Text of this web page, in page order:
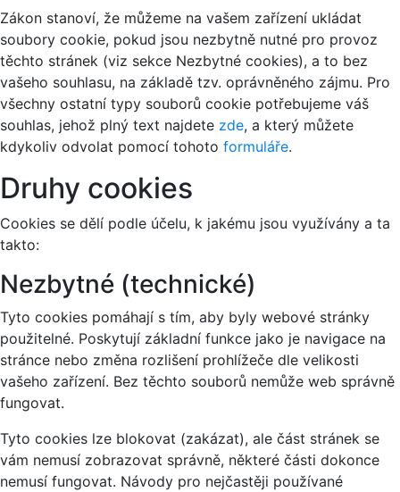
Zákon stanoví, že můžeme na vašem zařízení ukládat
soubory cookie, pokud jsou nezbytně nutné pro provoz
těchto stránek (viz sekce Nezbytné cookies), a to bez
vašeho souhlasu, na základě tzv. oprávněného zájmu. Pro
všechny ostatní typy souborů cookie potřebujeme váš
souhlas, jehož plný text najdete zde, a který můžete
kdykoliv odvolat pomocí tohoto formuláře.
Druhy cookies
Cookies se dělí podle účelu, k jakému jsou využívány a ta
takto:
Nezbytné (technické)
Tyto cookies pomáhají s tím, aby byly webové stránky
použitelné. Poskytují základní funkce jako je navigace na
stránce nebo změna rozlišení prohlížeče dle velikosti
vašeho zařízení. Bez těchto souborů nemůže web správně
fungovat.
Tyto cookies lze blokovat (zakázat), ale část stránek se
vám nemusí zobrazovat správně, některé části dokonce
nemusí fungovat. Návody pro nejčastěji používané